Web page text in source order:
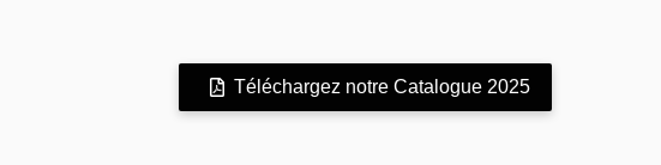
Téléchargez notre Catalogue 2025